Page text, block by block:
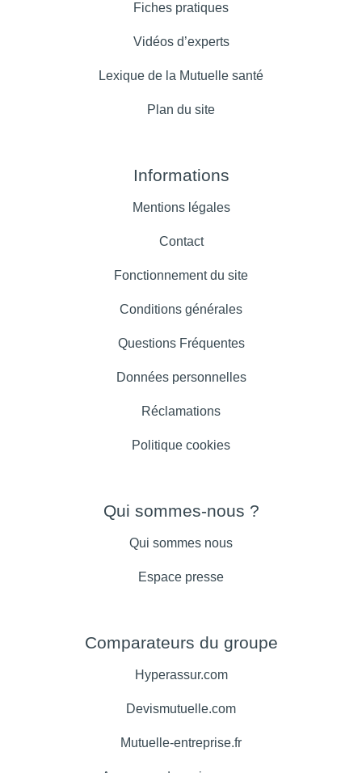
Fiches pratiques
Vidéos d’experts
Lexique de la Mutuelle santé
Plan du site
Informations
Mentions légales
Contact
Fonctionnement du site
Conditions générales
Questions Fréquentes
Données personnelles
Réclamations
Politique cookies
Qui sommes-nous ?
Qui sommes nous
Espace presse
Comparateurs du groupe
Hyperassur.com
Devismutuelle.com
Mutuelle-entreprise.fr